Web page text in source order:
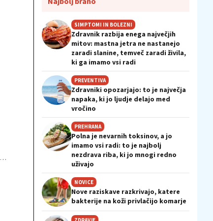
SIMPTOMI IN BOLEZNI
Zdravnik razbija enega največjih
mitov: mastna jetra ne nastanejo
zaradi slanine, temveč zaradi živila,
ki ga imamo vsi radi
PREVENTIVA
Zdravniki opozarjajo: to je največja
napaka, ki jo ljudje delajo med
vročino
PREHRANA
Polna je nevarnih toksinov, a jo
imamo vsi radi: to je najbolj
nezdrava riba, ki jo mnogi redno
uživajo
NOVICE
Nove raziskave razkrivajo, katere
bakterije na koži privlačijo komarje